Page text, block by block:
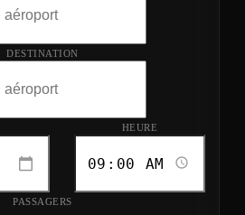
DESTINATION
HEURE
PASSAGERS